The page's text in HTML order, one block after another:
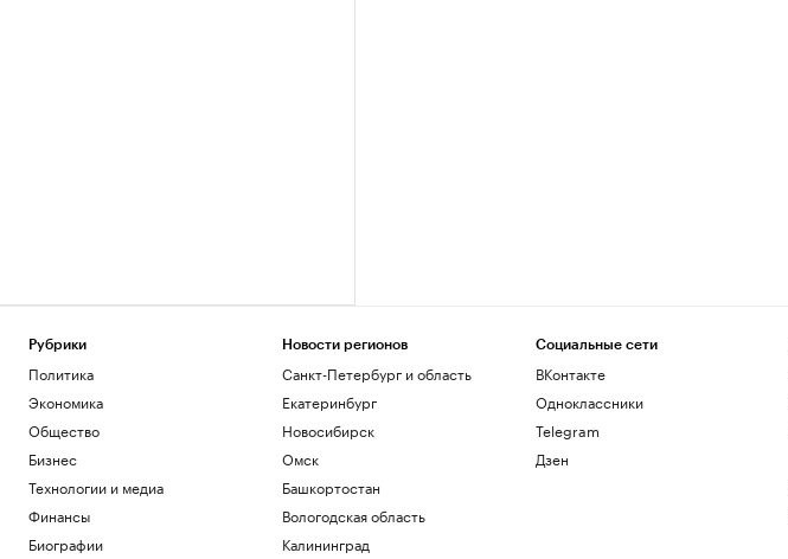
Рубрики
Политика
Экономика
Общество
Бизнес
Технологии и медиа
Финансы
Биографии
Новости регионов
Санкт-Петербург и область
Екатеринбург
Новосибирск
Омск
Башкортостан
Вологодская область
Калининград
Социальные сети
ВКонтакте
Одноклассники
Telegram
Дзен